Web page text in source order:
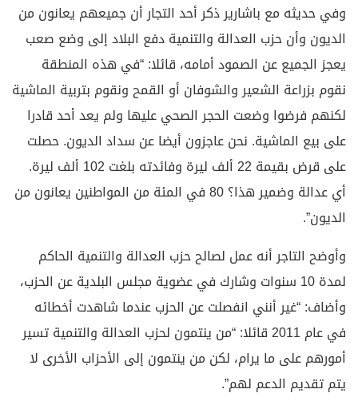
وفي حديثه مع باشارير ذكر أحد التجار أن جميعهم يعانون من
الديون وأن حزب العدالة والتنمية دفع البلاد إلى وضع صعب
يعجز الجميع عن الصمود أمامه، قائلا: “في هذه المنطقة
نقوم بزراعة الشعير والشوفان أو القمح ونقوم بتربية الماشية
لكنهم فرضوا وضعت الحجر الصحي عليها ولم يعد أحد قادرا
على بيع الماشية. نحن عاجزون أيضا عن سداد الديون. حصلت
على قرض بقيمة 22 ألف ليرة وفائدته بلغت 102 ألف ليرة.
أي عدالة وضمير هذا؟ 80 في المئة من المواطنين يعانون من
الديون”.
وأوضح التاجر أنه عمل لصالح حزب العدالة والتنمية الحاكم
لمدة 10 سنوات وشارك في عضوية مجلس البلدية عن الحزب،
وأضاف: “غير أنني انفصلت عن الحزب عندما شاهدت أخطائه
في عام 2011 قائلا: “من ينتمون لحزب العدالة والتنمية تسير
أمورهم على ما يرام، لكن من ينتمون إلى الأحزاب الأخرى لا
يتم تقديم الدعم لهم”.